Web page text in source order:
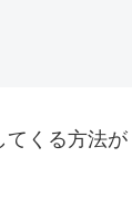
てくる方法が